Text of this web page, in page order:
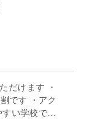
だけます ・
です ・アク
い学校です